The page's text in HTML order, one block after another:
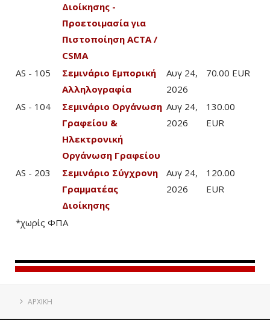
Διοίκησης -
Προετοιμασία για
Πιστοποίηση ACTA /
CSMA
AS - 105
Σεμινάριο Εμπορική
Αλληλογραφία
Αυγ 24,
2026
70.00 EUR
AS - 104
Σεμινάριο Οργάνωση
Γραφείου &
Ηλεκτρονική
Οργάνωση Γραφείου
Αυγ 24,
2026
130.00
EUR
AS - 203
Σεμινάριο Σύγχρονη
Γραμματέας
Διοίκησης
Αυγ 24,
2026
120.00
EUR
*χωρίς ΦΠΑ
ΑΡΧΙΚΗ